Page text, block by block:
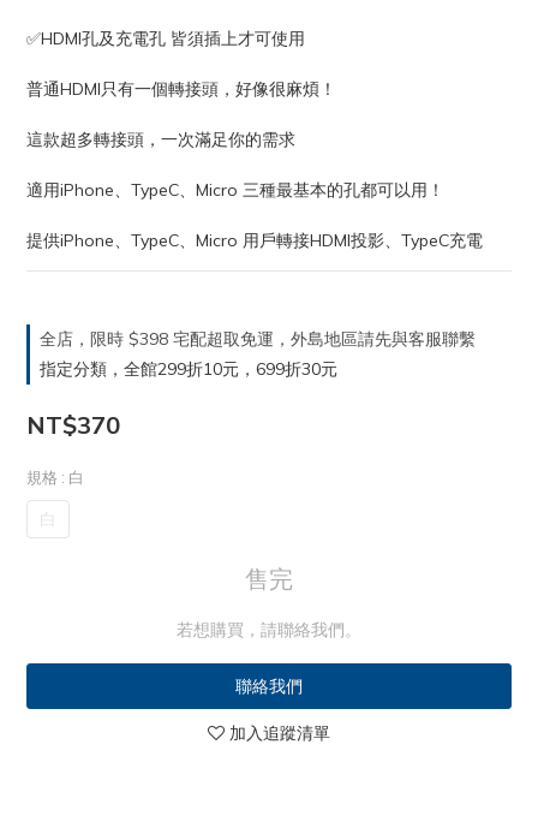
✅HDMI孔及充電孔 皆須插上才可使用
普通HDMI只有一個轉接頭，好像很麻煩！
這款超多轉接頭，一次滿足你的需求
適用iPhone、TypeC、Micro 三種最基本的孔都可以用！
提供iPhone、TypeC、Micro 用戶轉接HDMI投影、TypeC充電
全店，限時 $398 宅配超取免運，外島地區請先與客服聯繫
指定分類，全館299折10元，699折30元
NT$370
規格 : 白
白
售完
若想購買，請聯絡我們。
聯絡我們
加入追蹤清單